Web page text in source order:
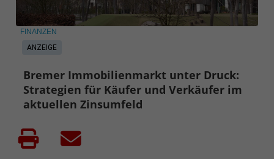
ANZEIGE
FINANZEN
Bremer Immobilienmarkt unter Druck:
Strategien für Käufer und Verkäufer im
aktuellen Zinsumfeld